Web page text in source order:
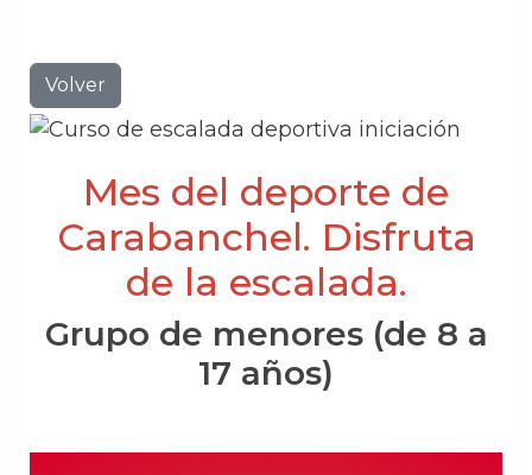
Volver
Mes del deporte de
Carabanchel. Disfruta
de la escalada.
Grupo de menores (de 8 a
17 años)